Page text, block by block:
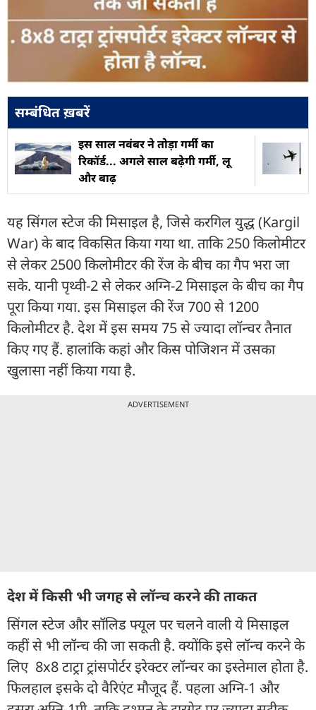
सम्बंधित ख़बरें
इस साल नवंबर ने तोड़ा गर्मी का
रिकॉर्ड... अगले साल बढ़ेगी गर्मी, लू
और बाढ़
यह सिंगल स्टेज की मिसाइल है, जिसे करगिल युद्ध (Kargil
War) के बाद विकसित किया गया था. ताकि 250 किलोमीटर
से लेकर 2500 किलोमीटर की रेंज के बीच का गैप भरा जा
सके. यानी पृथ्वी-2 से लेकर अग्नि-2 मिसाइल के बीच का गैप
पूरा किया गया. इस मिसाइल की रेंज 700 से 1200
किलोमीटर है. देश में इस समय 75 से ज्यादा लॉन्चर तैनात
किए गए हैं. हालांकि कहां और किस पोजिशन में उसका
खुलासा नहीं किया गया है.
ADVERTISEMENT
देश में किसी भी जगह से लॉन्च करने की ताकत
सिंगल स्टेज और सॉलिड फ्यूल पर चलने वाली ये मिसाइल
कहीं से भी लॉन्च की जा सकती है. क्योंकि इसे लॉन्च करने के
लिए 8x8 टाट्रा ट्रांसपोर्टर इरेक्टर लॉन्चर का इस्तेमाल होता है.
फिलहाल इसके दो वैरिएंट मौजूद हैं. पहला अग्नि-1 और